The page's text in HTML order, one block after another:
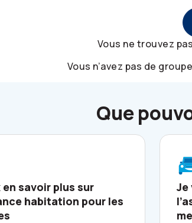
Vous ne trouvez
Vous n’avez pas de
Que
en savoir plus sur
habitation pour les
Je